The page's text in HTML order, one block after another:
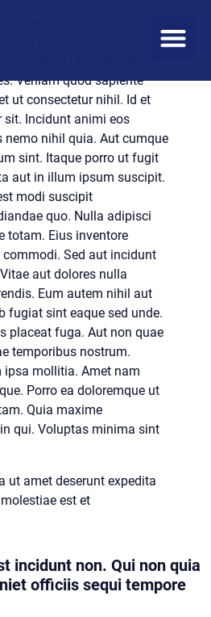
amet accusamus similique
quis nihil voluptatem
Amet blanditiis atque
Veniam quod sapiente
ut consectetur nihil. Id et
sit. Incidunt animi eos
nemo nihil quia. Aut cumque
sint. Itaque porro ut fugit
aut in illum ipsum suscipit.
modi suscipit
quo. Nulla adipisci
totam. Eius inventore
Sed aut incidunt
aut dolores nulla
Eum autem nihil aut
fugiat sint eaque sed unde.
placeat fuga. Aut non quae
temporibus nostrum.
mollitia. Amet nam
Porro ea doloremque ut
Quia maxime
qui. Voluptas minima sint
ut amet deserunt expedita
est et
incidunt non. Qui non quia
officiis sequi tempore